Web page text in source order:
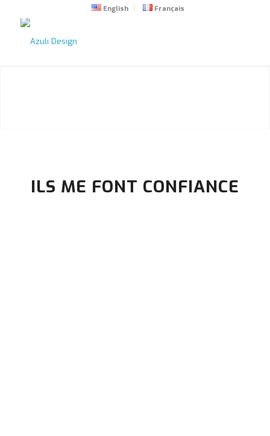
English Français
ILS ME FONT CONFIANCE